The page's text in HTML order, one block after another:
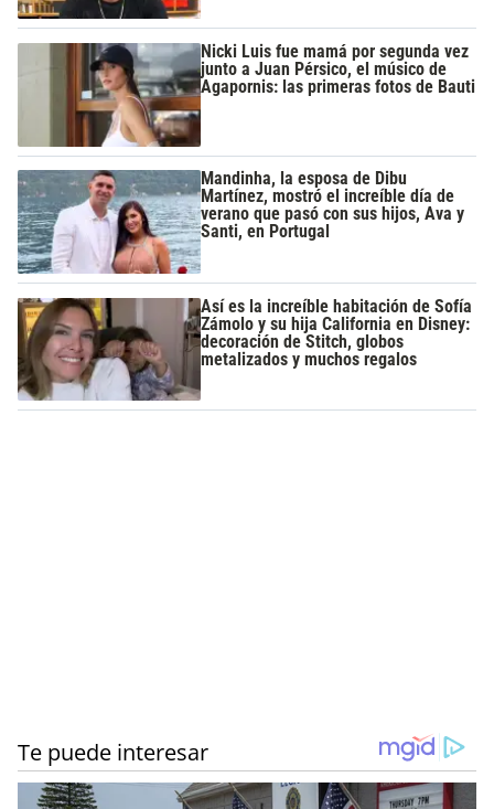
Nicki Luis fue mamá por segunda vez
junto a Juan Pérsico, el músico de
Agapornis: las primeras fotos de Bauti
Mandinha, la esposa de Dibu
Martínez, mostró el increíble día de
verano que pasó con sus hijos, Ava y
Santi, en Portugal
Así es la increíble habitación de Sofía
Zámolo y su hija California en Disney:
decoración de Stitch, globos
metalizados y muchos regalos